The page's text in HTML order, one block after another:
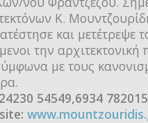
Κ.
και μετέτρεψε
την
με τους
54549,6934 782015